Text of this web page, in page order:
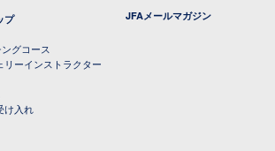
プ
グコース
ーインストラクター
け入れ
JFAメールマガジン